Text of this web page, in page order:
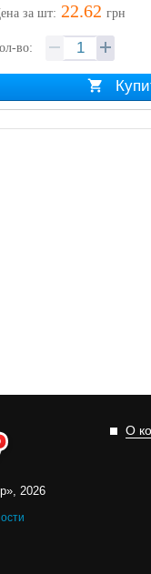
за шт: 22.62 грн
во:
2026
О